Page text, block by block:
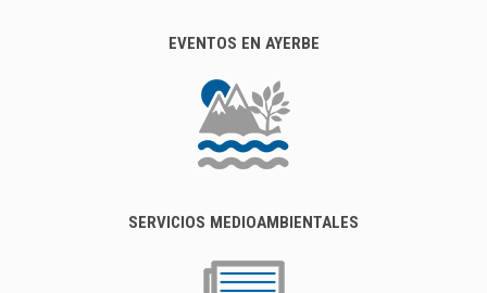
EVENTOS EN AYERBE
SERVICIOS MEDIOAMBIENTALES